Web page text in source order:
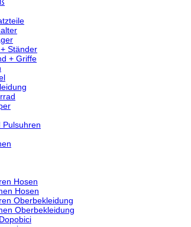
Ständer
+ Griffe
Pulsuhren
Hosen
Hosen
Oberbekleidung
Oberbekleidung